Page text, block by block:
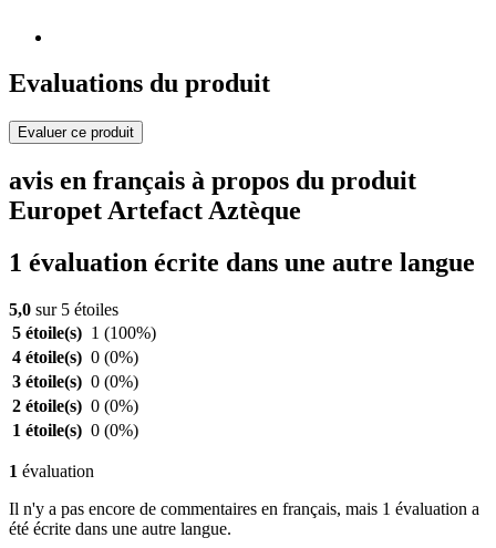
Evaluations du produit
Evaluer ce produit
avis en français à propos du produit
Europet Artefact Aztèque
1 évaluation écrite dans une autre langue
5,0 sur 5 étoiles
5 étoile(s) 1 (100%)
4 étoile(s) 0 (0%)
3 étoile(s) 0 (0%)
2 étoile(s) 0 (0%)
1 étoile(s) 0 (0%)
1 évaluation
Il n'y a pas encore de commentaires en français, mais 1 évaluation a
été écrite dans une autre langue.